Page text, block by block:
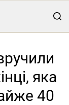
яка
40